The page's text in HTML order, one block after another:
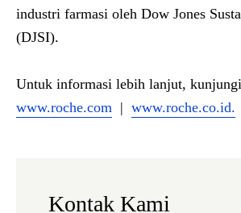
industri farmasi oleh Dow Jones
(DJSI).
Untuk informasi lebih lanjut, kunjungi
www.roche.com | www.roche.co.id.
Kontak Kami